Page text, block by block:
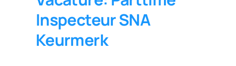
Inspecteur SNA
Keurmerk